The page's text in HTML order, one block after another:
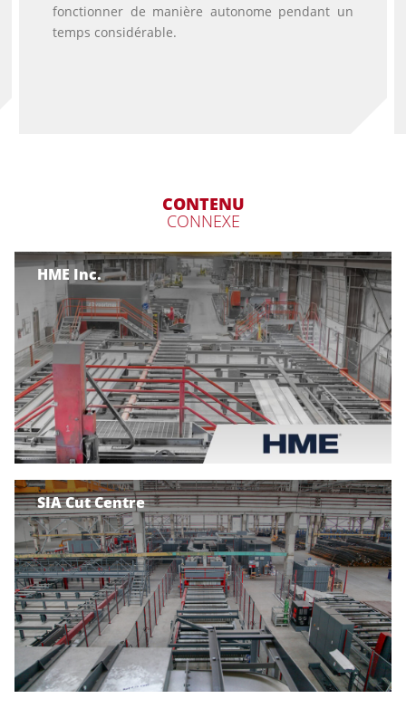
fonctionner de manière autonome pendant un
temps considérable.
CONTENU
CONNEXE
HME Inc.
SIA Cut Centre